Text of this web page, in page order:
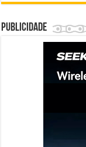
Publicidade